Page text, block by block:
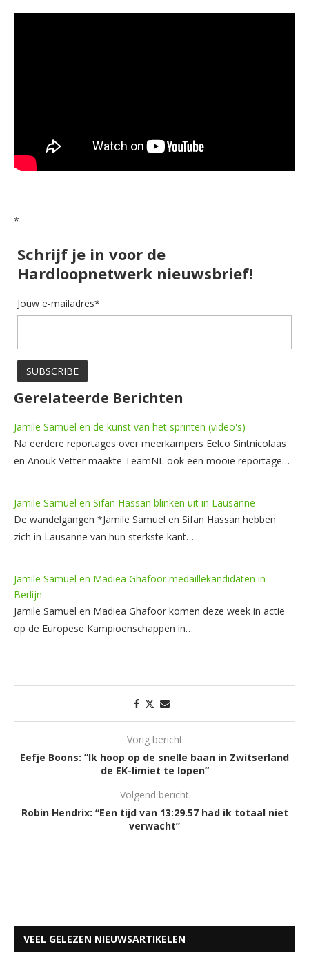
*
Schrijf je in voor de
Hardloopnetwerk nieuwsbrief!
Jouw e-mailadres*
Gerelateerde Berichten
Jamile Samuel en de kunst van het sprinten (video's)
Na eerdere reportages over meerkampers Eelco Sintnicolaas
en Anouk Vetter maakte TeamNL ook een mooie reportage…
Jamile Samuel en Sifan Hassan blinken uit in Lausanne
De wandelgangen *Jamile Samuel en Sifan Hassan hebben
zich in Lausanne van hun sterkste kant…
Jamile Samuel en Madiea Ghafoor medaillekandidaten in
Berlijn
Jamile Samuel en Madiea Ghafoor komen deze week in actie
op de Europese Kampioenschappen in…
Vorig bericht
Eefje Boons: ”Ik hoop op de snelle baan in Zwitserland
de EK-limiet te lopen”
Volgend bericht
Robin Hendrix: “Een tijd van 13:29.57 had ik totaal niet
verwacht”
VEEL GELEZEN NIEUWSARTIKELEN